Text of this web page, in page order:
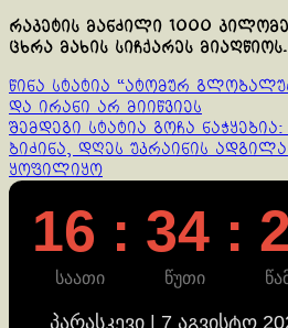
რაკეტის მანძილი 1000
ცხრა მახის სიჩქარეს მიაღწიოს.
Continue
Reading
წინა სტატია “ატომურ
და ირანი არ მიიწვიეს
შემდეგი სტატია გოჩა
ბიძინა, დღეს უკრაინის
ყოფილიყო
16 : 34 :
საათი წუთი
პარასკევი | 7 აგვისტო